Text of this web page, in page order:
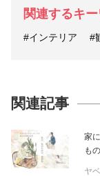
関連するキ
#インテリア #
関連記事
家
も
ヤ